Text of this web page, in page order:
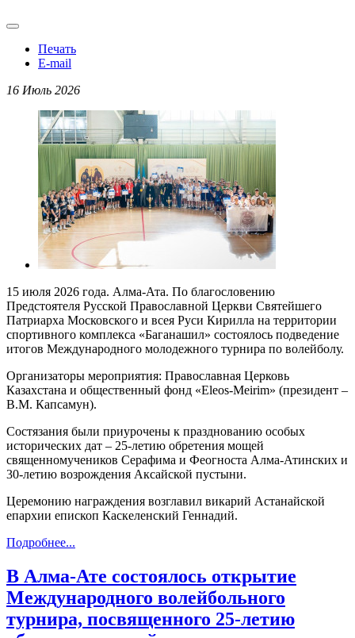
Печать
E-mail
16 Июль 2026
15 июля 2026 года. Алма-Ата. По благословению
Предстоятеля Русской Православной Церкви Святейшего
Патриарха Московского и всея Руси Кирилла на территории
спортивного комплекса «Баганашил» состоялось подведение
итогов Международного молодежного турнира по волейболу.
Организаторы мероприятия: Православная Церковь
Казахстана и общественный фонд «Eleos-Meirim» (президент –
В.М. Капсамун).
Состязания были приурочены к празднованию особых
исторических дат – 25-летию обретения мощей
священномучеников Серафима и Феогноста Алма-Атинских и
30-летию возрождения Аксайской пустыни.
Церемонию награждения возглавил викарий Астанайской
епархии епископ Каскеленский Геннадий.
Подробнее...
В Алма-Ате состоялось открытие
Международного волейбольного
турнира, посвященного 25-летию